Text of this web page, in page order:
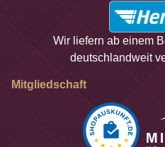
Wir liefern ab einem
deutschlandweit
Mitgliedschaft